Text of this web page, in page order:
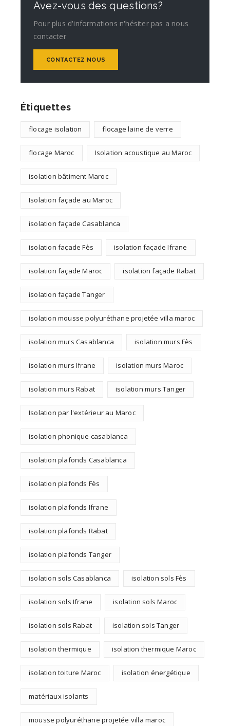
Avez-vous des questions?
Pour plus d'informations n'hésiter pas a nous
contacter
CONTACTEZ NOUS
Étiquettes
flocage isolation flocage laine de verre
flocage Maroc Isolation acoustique au Maroc
isolation bâtiment Maroc
Isolation façade au Maroc
isolation façade Casablanca
isolation façade Fès isolation façade Ifrane
isolation façade Maroc isolation façade Rabat
isolation façade Tanger
isolation mousse polyuréthane projetée villa maroc
isolation murs Casablanca isolation murs Fès
isolation murs Ifrane isolation murs Maroc
isolation murs Rabat isolation murs Tanger
Isolation par l'extérieur au Maroc
isolation phonique casablanca
isolation plafonds Casablanca
isolation plafonds Fès
isolation plafonds Ifrane
isolation plafonds Rabat
isolation plafonds Tanger
isolation sols Casablanca isolation sols Fès
isolation sols Ifrane isolation sols Maroc
isolation sols Rabat isolation sols Tanger
isolation thermique isolation thermique Maroc
isolation toiture Maroc isolation énergétique
matériaux isolants
mousse polyuréthane projetée villa maroc